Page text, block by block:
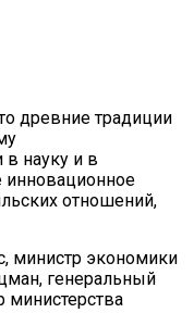
древние традиции
науку и в
инновационное
отношений,
министр экономики
генеральный
министерства